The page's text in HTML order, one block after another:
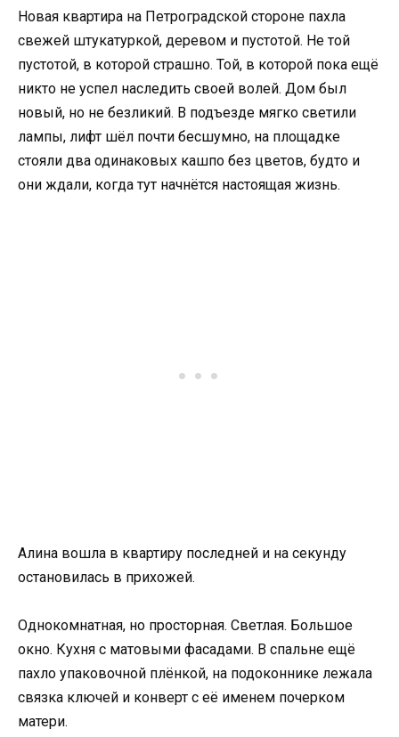
Новая квартира на Петроградской стороне пахла
свежей штукатуркой, деревом и пустотой. Не той
пустотой, в которой страшно. Той, в которой пока ещё
никто не успел наследить своей волей. Дом был
новый, но не безликий. В подъезде мягко светили
лампы, лифт шёл почти бесшумно, на площадке
стояли два одинаковых кашпо без цветов, будто и
они ждали, когда тут начнётся настоящая жизнь.
Алина вошла в квартиру последней и на секунду
остановилась в прихожей.
Однокомнатная, но просторная. Светлая. Большое
окно. Кухня с матовыми фасадами. В спальне ещё
пахло упаковочной плёнкой, на подоконнике лежала
связка ключей и конверт с её именем почерком
матери.